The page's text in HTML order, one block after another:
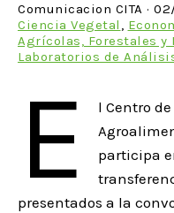
Comunicacion CITA ·
Ciencia Vegetal ,
Agrícolas, Forestales y
Laboratorios de
E
l Centro
participa
presentados a la